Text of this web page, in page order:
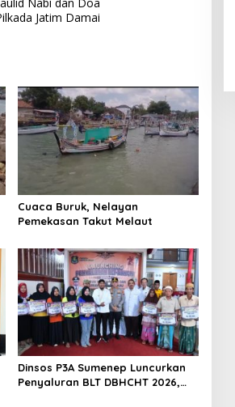
Nabi dan Doa
Jatim Damai
Cuaca Buruk, Nelayan
Pemekasan Takut Melaut
Dinsos P3A Sumenep Luncurkan
Penyaluran BLT DBHCHT 2026,